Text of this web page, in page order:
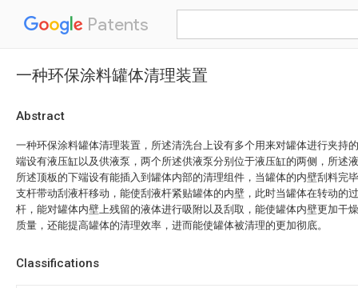
Patents
一种环保涂料罐体清理装置
Abstract
一种环保涂料罐体清理装置，所述清洗台上设有多个用来对罐体进行夹持
端设有液压缸以及供液泵，两个所述供液泵分别位于液压缸的两侧，所述
所述顶板的下端设有能插入到罐体内部的清理组件，当罐体的内壁刮料完
支杆带动刮液杆移动，能使刮液杆紧贴罐体的内壁，此时当罐体在转动的
杆，能对罐体内壁上残留的液体进行吸附以及刮取，能使罐体内壁更加干
质量，还能提高罐体的清理效率，进而能使罐体被清理的更加彻底。
Classifications